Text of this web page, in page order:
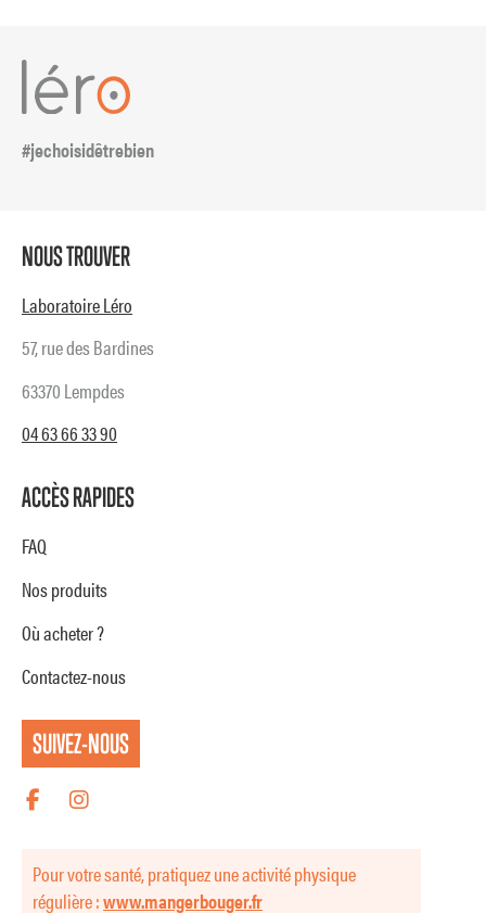
#jechoisidêtrebien
NOUS TROUVER
Laboratoire Léro
57, rue des Bardines
63370 Lempdes
04 63 66 33 90
ACCÈS RAPIDES
FAQ
Nos produits
Où acheter ?
Contactez-nous
SUIVEZ-NOUS
Pour votre santé, pratiquez une activité physique
régulière :www.mangerbouger.fr